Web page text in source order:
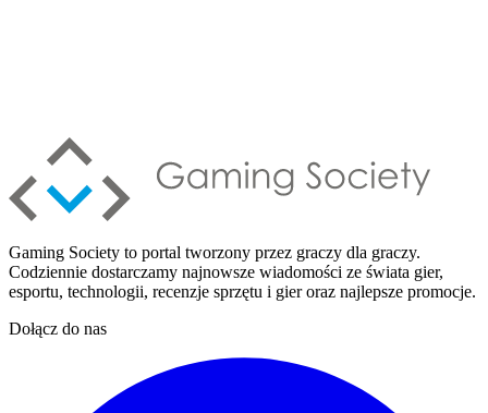
Gaming Society to portal tworzony przez graczy dla graczy.
Codziennie dostarczamy najnowsze wiadomości ze świata gier,
esportu, technologii, recenzje sprzętu i gier oraz najlepsze promocje.
Dołącz do nas